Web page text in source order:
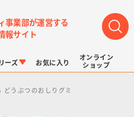
事業部が運営する
報サイト
ーズ お気に入り
オンライン
ショップ
どうぶつのおしりグミ